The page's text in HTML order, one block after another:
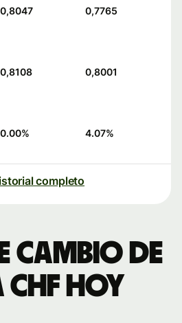
0,8047 0,7765
0,8108 0,8001
0.00% 4.07%
completo
cambio de
CHF hoy